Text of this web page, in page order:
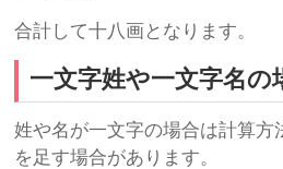
合計して十八画となります。
一文字姓や一文字名の
姓や名が一文字の場合は計算方
を足す場合があります。